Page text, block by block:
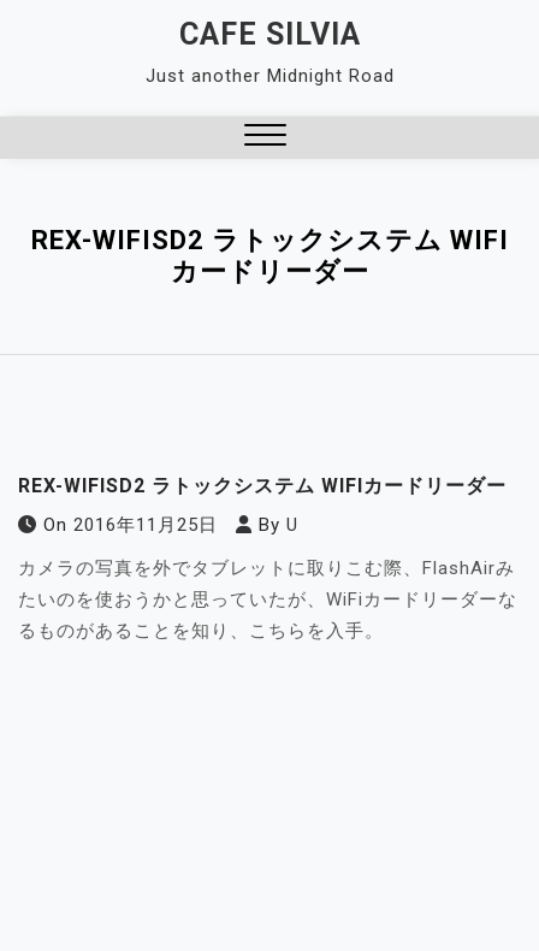
CAFE SILVIA
Just another Midnight Road
REX-WIFISD2 ラトックシステム WIFI
カードリーダー
REX-WIFISD2 ラトックシステム WIFIカードリーダー
On 2016年11月25日 By U
カメラの写真を外でタブレットに取りこむ際、FlashAirみ
たいのを使おうかと思っていたが、WiFiカードリーダーな
るものがあることを知り、こちらを入手。